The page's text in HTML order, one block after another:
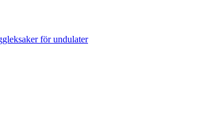
för undulater